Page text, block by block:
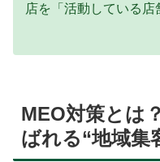
店を「活動している店
MEO対策とは
ばれる“地域集